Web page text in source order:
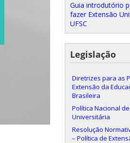
Guia introdutório
fazer Extensão
UFSC
Legislação
Diretrizes para as
Extensão da
Brasileira
Política Nacional
Universitária
Resolução
– Política de